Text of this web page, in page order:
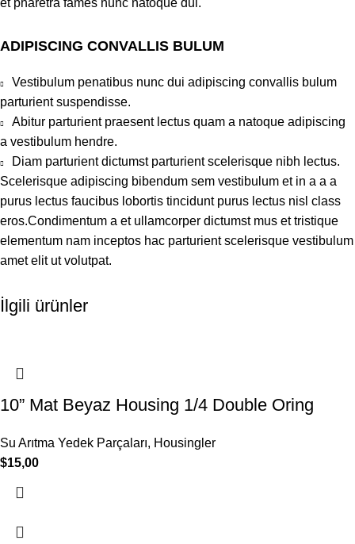
et pharetra fames nunc natoque dui.
ADIPISCING CONVALLIS BULUM
Vestibulum penatibus nunc dui adipiscing convallis bulum
parturient suspendisse.
Abitur parturient praesent lectus quam a natoque adipiscing
a vestibulum hendre.
Diam parturient dictumst parturient scelerisque nibh lectus.
Scelerisque adipiscing bibendum sem vestibulum et in a a a
purus lectus faucibus lobortis tincidunt purus lectus nisl class
eros.Condimentum a et ullamcorper dictumst mus et tristique
elementum nam inceptos hac parturient scelerisque vestibulum
amet elit ut volutpat.
İlgili ürünler
10” Mat Beyaz Housing 1/4 Double Oring
Su Arıtma Yedek Parçaları, Housingler
$15,00